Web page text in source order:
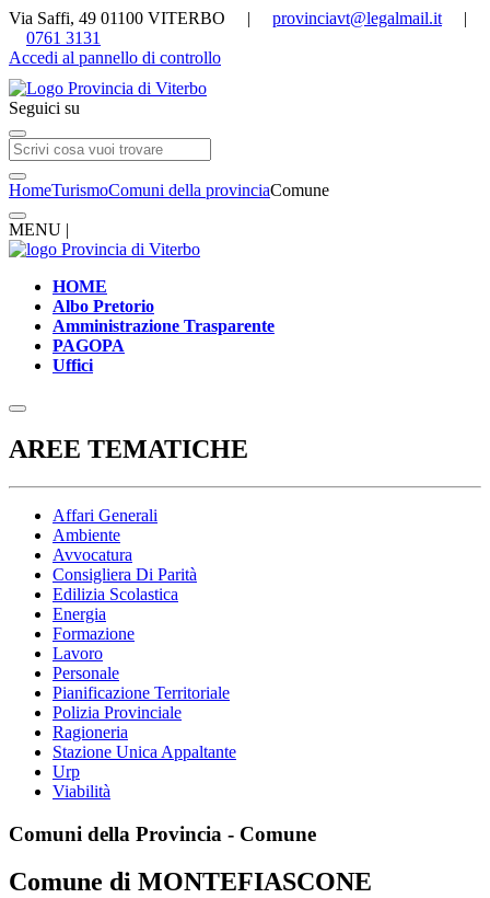
Via Saffi, 49 01100 VITERBO | provinciavt@legalmail.it |
0761 3131
Accedi al pannello di controllo
Seguici su
HomeTurismoComuni della provinciaComune
MENU |
HOME
Albo Pretorio
Amministrazione Trasparente
PAGOPA
Uffici
AREE TEMATICHE
Affari Generali
Ambiente
Avvocatura
Consigliera Di Parità
Edilizia Scolastica
Energia
Formazione
Lavoro
Personale
Pianificazione Territoriale
Polizia Provinciale
Ragioneria
Stazione Unica Appaltante
Urp
Viabilità
Comuni della Provincia - Comune
Comune di MONTEFIASCONE